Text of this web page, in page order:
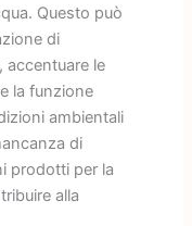
Questo può
di
le
la funzione
ambientali
di
prodotti per la
alla